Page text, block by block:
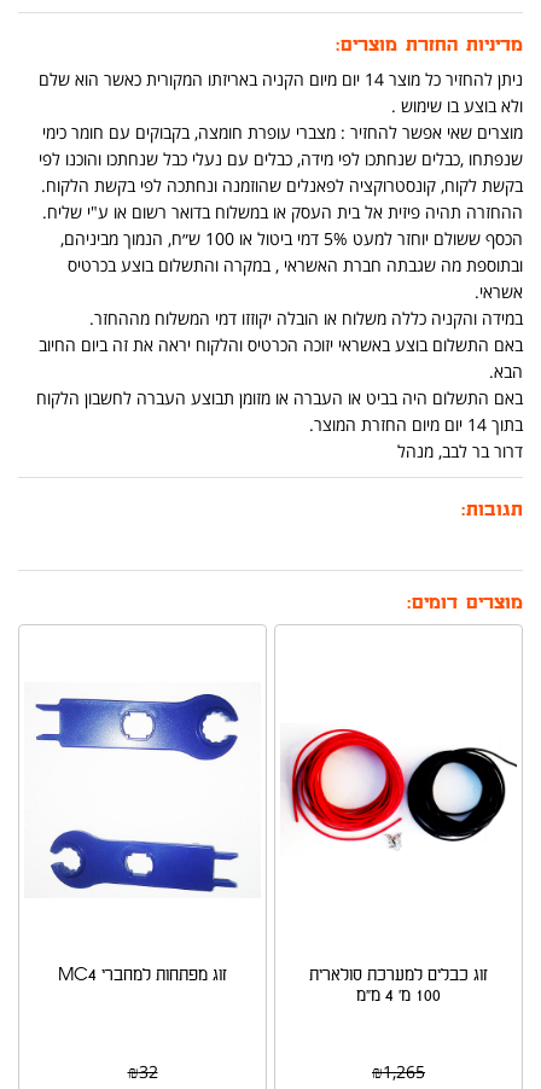
מדיניות החזרת מוצרים:
ניתן להחזיר כל מוצר 14 יום מיום הקניה באריזתו המקורית כאשר הוא שלם
ולא בוצע בו שימוש .
מוצרים שאי אפשר להחזיר : מצברי עופרת חומצה, בקבוקים עם חומר כימי
שנפתחו ,כבלים שנחתכו לפי מידה, כבלים עם נעלי כבל שנחתכו והוכנו לפי
בקשת לקוח, קונסטרוקציה לפאנלים שהוזמנה ונחתכה לפי בקשת הלקוח.
ההחזרה תהיה פיזית אל בית העסק או במשלוח בדואר רשום או ע"י שליח.
הכסף ששולם יוחזר למעט 5% דמי ביטול או 100 ש״ח, הנמוך מביניהם,
ובתוספת מה שגבתה חברת האשראי , במקרה והתשלום בוצע בכרטיס
אשראי.
במידה והקניה כללה משלוח או הובלה יקוזזו דמי המשלוח מההחזר.
באם התשלום בוצע באשראי יזוכה הכרטיס והלקוח יראה את זה ביום החיוב
הבא.
באם התשלום היה בביט או העברה או מזומן תבוצע העברה לחשבון הלקוח
בתוך 14 יום מיום החזרת המוצר.
דרור בר לבב, מנהל
תגובות:
מוצרים דומים:
זוג כבלים למערכת סולארית
100 מ' 4 מ"מ
₪1,265
זוג מפתחות למחברי MC4
₪32